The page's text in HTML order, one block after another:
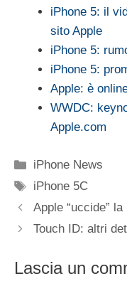
iPhone 5: il
sito Apple
iPhone 5:
iPhone 5:
Apple: è
WWDC:
Apple.com
Categorie
iPhone News
Tag
iPhone 5C
Apple “uccide”
Touch ID: altri
Lascia un